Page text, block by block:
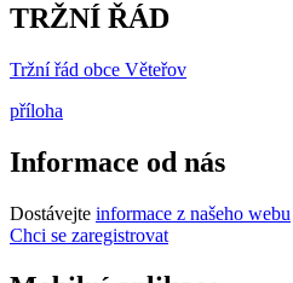
TRŽNÍ ŘÁD
Tržní řád obce Věteřov
příloha
Informace od nás
Dostávejte informace z našeho webu
Chci se zaregistrovat